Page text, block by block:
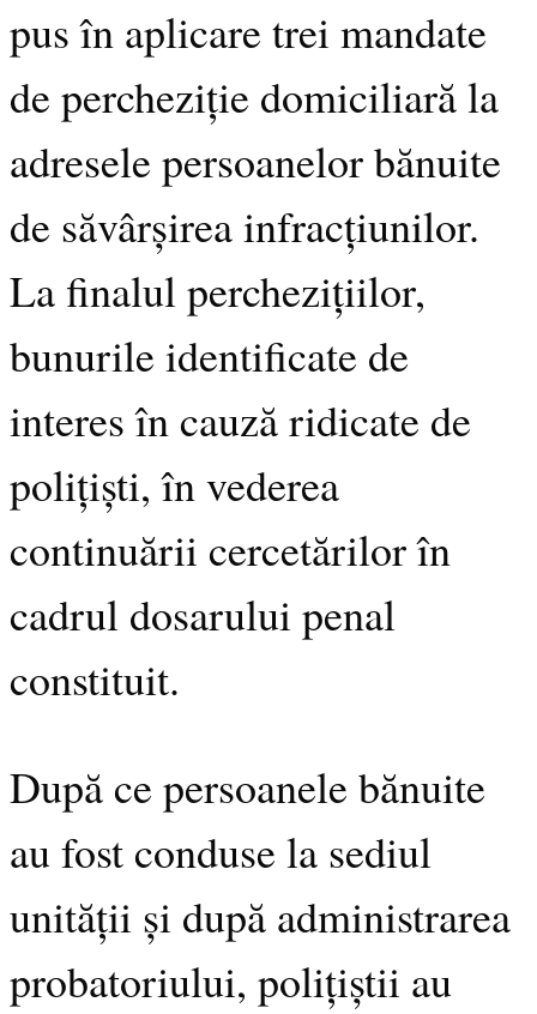
pus în aplicare trei mandate
de percheziție domiciliară la
adresele persoanelor bănuite
de săvârșirea infracțiunilor.
La finalul perchezițiilor,
bunurile identificate de
interes în cauză ridicate de
polițiști, în vederea
continuării cercetărilor în
cadrul dosarului penal
constituit.
După ce persoanele bănuite
au fost conduse la sediul
unității și după administrarea
probatoriului, polițiștii au